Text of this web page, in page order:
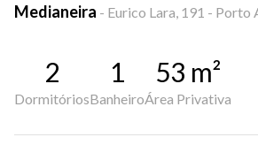
Medianeira - Eurico Lara, 191 - Porto
2
Dormitórios
1
Banheiro
53 m²
Área Privativa